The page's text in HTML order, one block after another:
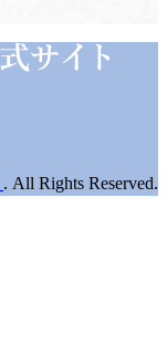
. All Rights Reserved.